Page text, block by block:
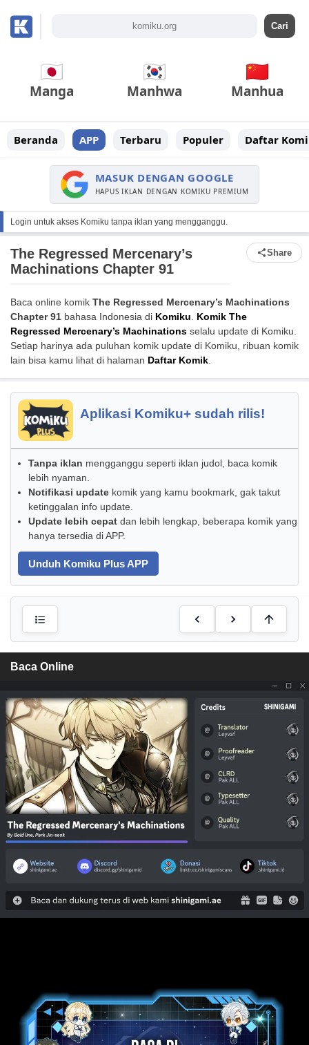
Manga Manhwa Manhua
Beranda APP Terbaru Populer Daftar
MASUK DENGAN GOOGLE
HAPUS IKLAN DENGAN KOMIKU PREMIUM
Login untuk akses Komiku tanpa iklan yang mengganggu.
The Regressed Mercenary’s
Machinations Chapter 91
Share
Baca online komik The Regressed Mercenary’s Machinations
Chapter 91 bahasa Indonesia di Komiku. Komik The
Regressed Mercenary’s Machinations selalu update di Komiku.
Setiap harinya ada puluhan komik update di Komiku, ribuan komik
lain bisa kamu lihat di halaman Daftar Komik.
Aplikasi Komiku+ sudah rilis!
Tanpa iklan mengganggu seperti iklan judol, baca komik
lebih nyaman.
Notifikasi update komik yang kamu bookmark, gak takut
ketinggalan info update.
Update lebih cepat dan lebih lengkap, beberapa komik yang
hanya tersedia di APP.
Unduh Komiku Plus APP
Baca Online